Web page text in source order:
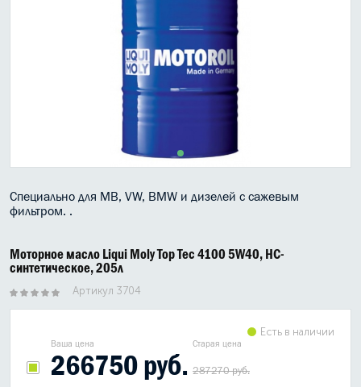
КОНСИСТЕНТНАЯ СМАЗКА
ИНДУСТРИАЛЬНЫЕ МАСЛА
АНТИФРИЗЫ СПЕЦЖИДКОСТИ
ПРИСАДКИ АВТОХИМИЯ
МОТО МАСЛА
ВСЕ БРЕНДЫ
Специально для MB, VW, BMW и дизелей с сажевым
фильтром. .
Моторное масло Liqui Moly Top Tec 4100 5W40, HC-
синтетическое, 205л
Артикул 3704
Ваша цена Старая цена
266750 руб. 287270 руб.
Есть в наличии